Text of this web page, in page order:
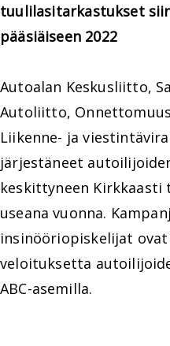
tuulilasitarkastukset
pääsiäiseen 2022
Autoalan Keskusliitto,
Autoliitto,
Liikenne- ja
järjestäneet
keskittyneen Kirkkaasti
useana vuonna.
insinööriopiskelijat
veloituksetta
ABC-asemilla.